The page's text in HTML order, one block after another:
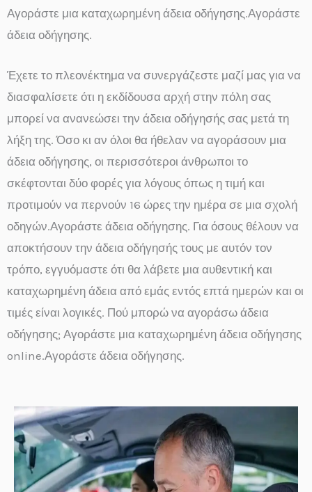
Αγοράστε μια καταχωρημένη άδεια οδήγησης.Αγοράστε
άδεια οδήγησης.
Έχετε το πλεονέκτημα να συνεργάζεστε μαζί μας για να
διασφαλίσετε ότι η εκδίδουσα αρχή στην πόλη σας
μπορεί να ανανεώσει την άδεια οδήγησής σας μετά τη
λήξη της. Όσο κι αν όλοι θα ήθελαν να αγοράσουν μια
άδεια οδήγησης, οι περισσότεροι άνθρωποι το
σκέφτονται δύο φορές για λόγους όπως η τιμή και
προτιμούν να περνούν 16 ώρες την ημέρα σε μια σχολή
οδηγών.Αγοράστε άδεια οδήγησης. Για όσους θέλουν να
αποκτήσουν την άδεια οδήγησής τους με αυτόν τον
τρόπο, εγγυόμαστε ότι θα λάβετε μια αυθεντική και
καταχωρημένη άδεια από εμάς εντός επτά ημερών και οι
τιμές είναι λογικές. Πού μπορώ να αγοράσω άδεια
οδήγησης; Αγοράστε μια καταχωρημένη άδεια οδήγησης
online.Αγοράστε άδεια οδήγησης.